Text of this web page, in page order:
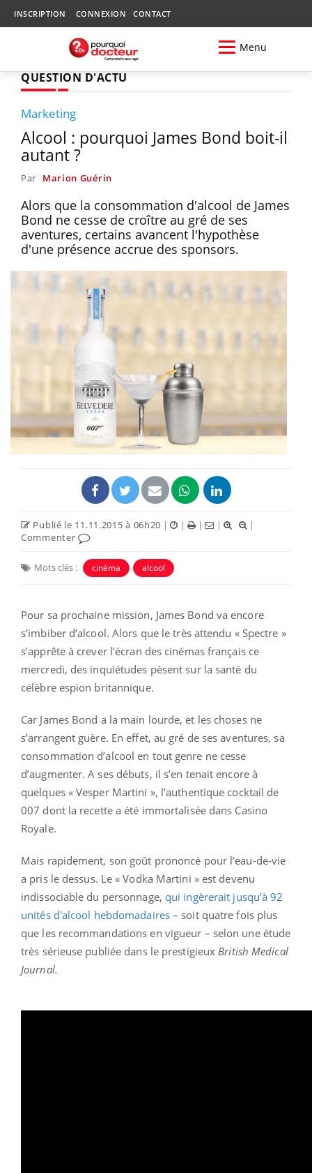
INSCRIPTION CONNEXION CONTACT
Menu
QUESTION D'ACTU
Marketing
Alcool : pourquoi James Bond boit-il
autant ?
Par Marion Guérin
Alors que la consommation d'alcool de James
Bond ne cesse de croître au gré de ses
aventures, certains avancent l'hypothèse
d'une présence accrue des sponsors.
Publié le 11.11.2015 à 06h20 | | | |
|
Commenter
Mots clés : cinéma alcool
Pour sa prochaine mission, James Bond va encore
s’imbiber d’alcool. Alors que le très attendu « Spectre »
s’apprête à crever l’écran des cinémas français ce
mercredi, des inquiétudes pèsent sur la santé du
célèbre espion britannique.
Car James Bond a la main lourde, et les choses ne
s’arrangent guère. En effet, au gré de ses aventures, sa
consommation d’alcool en tout genre ne cesse
d’augmenter. A ses débuts, il s’en tenait encore à
quelques « Vesper Martini », l’authentique cocktail de
007 dont la recette a été immortalisée dans Casino
Royale.
Mais rapidement, son goût prononcé pour l’eau-de-vie
a pris le dessus. Le « Vodka Martini » est devenu
indissociable du personnage, qui ingèrerait jusqu’à 92
unités d'alcool hebdomadaires– soit quatre fois plus
que les recommandations en vigueur – selon une étude
très sérieuse publiée dans le prestigieux British Medical
Journal.